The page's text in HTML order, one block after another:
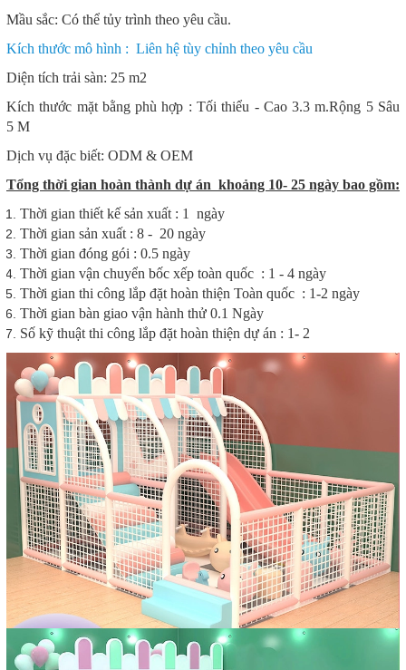
Mầu sắc: Có thể tủy trình theo yêu cầu.
Kích thước mô hình : Liên hệ tùy chỉnh theo yêu cầu
Diện tích trải sàn: 25 m2
Kích thước mặt bằng phù hợp : Tối thiểu - Cao 3.3 m.Rộng 5 Sâu
5 M
Dịch vụ đặc biết: ODM & OEM
Tổng thời gian hoàn thành dự án khoảng 10- 25 ngày bao gồm:
Thời gian thiết kế sản xuất : 1 ngày
Thời gian sản xuất : 8 - 20 ngày
Thời gian đóng gói : 0.5 ngày
Thời gian vận chuyển bốc xếp toàn quốc : 1 - 4 ngày
Thời gian thi công lắp đặt hoàn thiện Toàn quốc : 1-2 ngày
Thời gian bàn giao vận hành thử 0.1 Ngày
Số kỹ thuật thi công lắp đặt hoàn thiện dự án : 1- 2